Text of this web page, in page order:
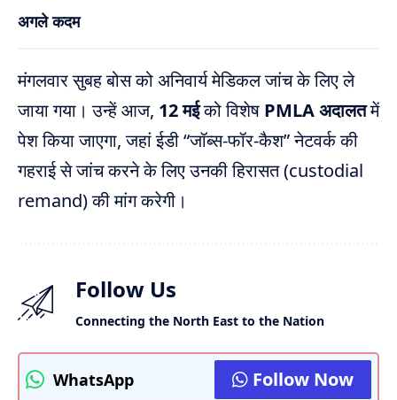
अगले कदम
मंगलवार सुबह बोस को अनिवार्य मेडिकल जांच के लिए ले
जाया गया। उन्हें आज, 12 मईको विशेष PMLA अदालतमें
पेश किया जाएगा, जहां ईडी “जॉब्स-फॉर-कैश” नेटवर्क की
गहराई से जांच करने के लिए उनकी हिरासत (custodial
remand) की मांग करेगी।
Follow Us
Connecting the North East to the Nation
WhatsApp Follow Now